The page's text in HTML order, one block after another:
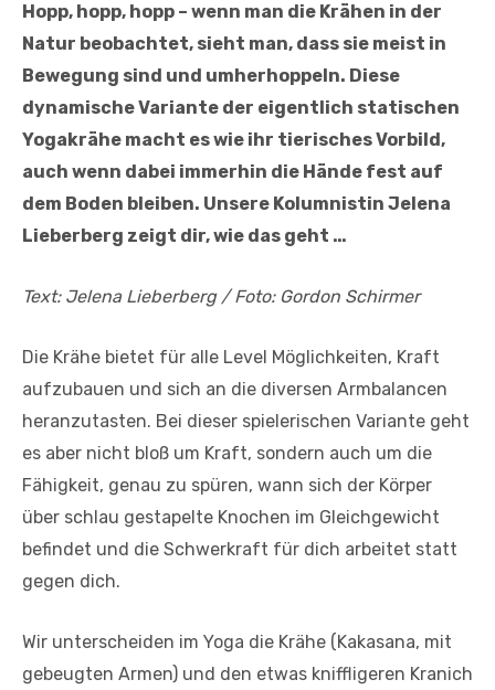
Hopp, hopp, hopp – wenn man die Krähen in der
Natur beobachtet, sieht man, dass sie meist in
Bewegung sind und umherhoppeln. Diese
dynamische Variante der eigentlich statischen
Yogakrähe macht es wie ihr tierisches Vorbild,
auch wenn dabei immerhin die Hände fest auf
dem Boden bleiben. Unsere Kolumnistin Jelena
Lieberberg zeigt dir, wie das geht …
Text: Jelena Lieberberg / Foto: Gordon Schirmer
Die Krähe bietet für alle Level Möglichkeiten, Kraft
aufzubauen und sich an die diversen Armbalancen
heranzutasten. Bei dieser spielerischen Variante geht
es aber nicht bloß um Kraft, sondern auch um die
Fähigkeit, genau zu spüren, wann sich der Körper
über schlau gestapelte Knochen im Gleichgewicht
befindet und die Schwerkraft für dich arbeitet statt
gegen dich.
Wir unterscheiden im Yoga die Krähe (Kakasana, mit
gebeugten Armen) und den etwas kniffligeren Kranich